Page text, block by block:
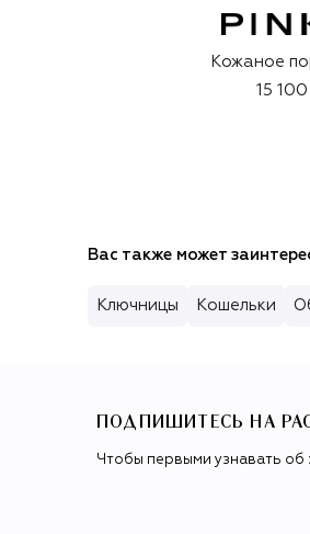
Кожаное
15
Вас также может
Ключницы Кошельки
ПОДПИШИТЕСЬ НА
Чтобы первыми узнавать об